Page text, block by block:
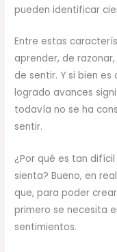
pueden identificar
Entre estas
aprender, de
de sentir. Y si bien
logrado avances
todavía no se ha
sentir.
¿Por qué es tan
sienta? Bueno, en
que, para poder
primero se necesita
sentimientos.